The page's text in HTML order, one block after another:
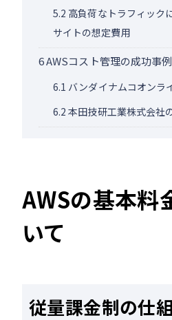
5.2 高負荷なトラフィック
サイトの想定費用
6AWSコスト管理の成功事例
6.1 バンダイナムコオンラ
6.2 本田技研工業株式会社
AWSの基本料
いて
従量課金制の仕